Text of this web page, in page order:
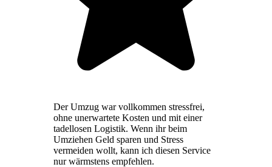
Der Umzug war vollkommen stressfrei,
ohne unerwartete Kosten und mit einer
tadellosen Logistik. Wenn ihr beim
Umziehen Geld sparen und Stress
vermeiden wollt, kann ich diesen Service
nur wärmstens empfehlen.